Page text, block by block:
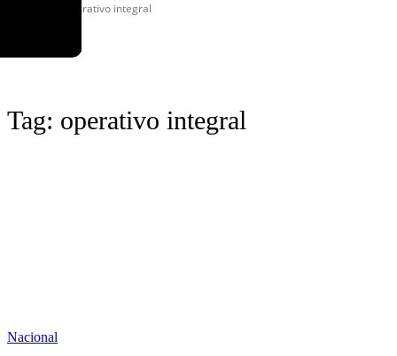
Operativo integral
Tag: operativo integral
Nacional